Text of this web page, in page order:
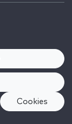
Cookies